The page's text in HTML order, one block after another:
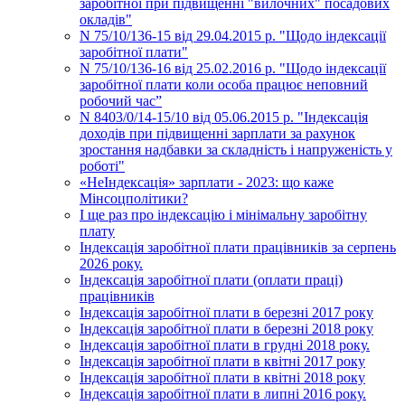
окладів"
N 75/10/136-15 від 29.04.2015 р. "Щодо індексації
заробітної плати"
N 75/10/136-16 від 25.02.2016 р. "Щодо індексації
заробітної плати коли особа працює неповний
робочий час”
N 8403/0/14-15/10 від 05.06.2015 р. "Індексація
доходів при підвищенні зарплати за рахунок
зростання надбавки за складність і напруженість у
роботі"
«НеІндексація» зарплати - 2023: що каже
Мінсоцполітики?
І ще раз про індексацію і мінімальну заробітну
плату
Індексація заробітної плати працівників за серпень
2026 року.
Індексація заробітної плати (оплати праці)
працівників
Індексація заробітної плати в березні 2017 року
Індексація заробітної плати в березні 2018 року
Індексація заробітної плати в грудні 2018 року.
Індексація заробітної плати в квітні 2017 року
Індексація заробітної плати в квітні 2018 року
Індексація заробітної плати в липні 2016 року.